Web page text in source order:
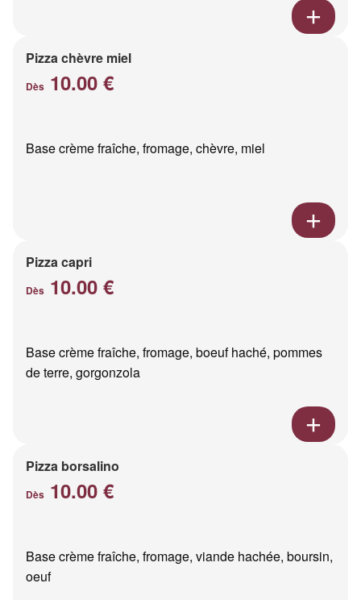
Pizza chèvre miel
Dès 10.00 €
Base crème fraîche, fromage, chèvre, miel
Pizza capri
Dès 10.00 €
Base crème fraîche, fromage, boeuf haché, pommes
de terre, gorgonzola
Pizza borsalino
Dès 10.00 €
Base crème fraîche, fromage, viande hachée, boursin,
oeuf